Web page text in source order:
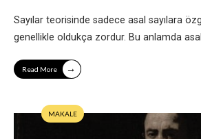
Sayılar teorisinde sadece asal sayılara
genellikle oldukça zordur. Bu anlamda
Read More →
MAKALE